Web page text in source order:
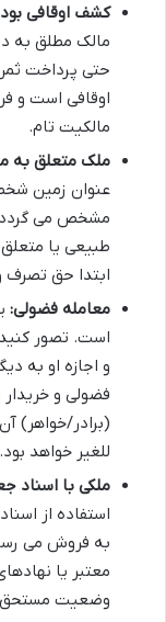
کشف اوقافی
مالک مطلق به
حتی پرداخت
اوقافی است و
مالکیت تام.
ملک متعلق به
عنوان زمین
مشخص می گردد
طبیعی یا
ابتدا حق تصرف
معامله فضولی:
است. تصور
و اجازه او به
فضولی و
(برادر/خواهر)
للغیر خواهد بود.
ملکی با اسناد
استفاده از
به فروش می
معتبر یا
وضعیت مستحق